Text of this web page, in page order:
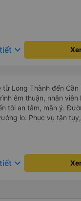
keyboard_arrow_down
từ Long Thành đến Cần
êm thuận, nhân
lo. Phục vụ tận
thời buổi kim tiền vội
keyboard_arrow_down